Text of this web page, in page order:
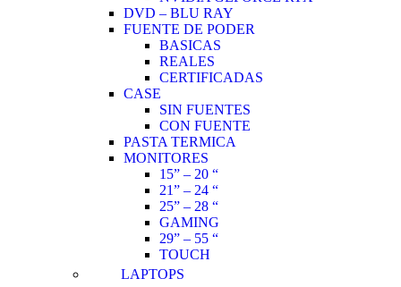
DVD – BLU RAY
FUENTE DE PODER
BASICAS
REALES
CERTIFICADAS
CASE
SIN FUENTES
CON FUENTE
PASTA TERMICA
MONITORES
15” – 20 “
21” – 24 “
25” – 28 “
GAMING
29” – 55 “
TOUCH
LAPTOPS